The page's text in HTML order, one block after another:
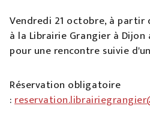
Vendredi 21 octobre, à partir
à la Librairie Grangier à
pour une rencontre suivie
Réservation obligatoire
: